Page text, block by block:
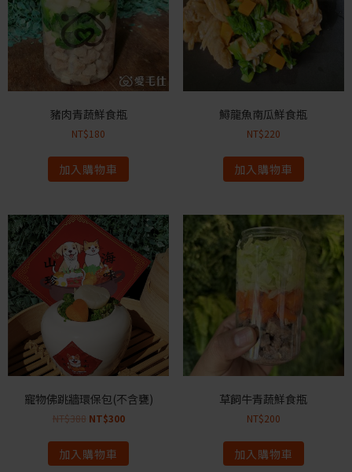
豬肉青蔬鮮食瓶
NT$180
加入購物車
鱘龍魚南瓜鮮食瓶
NT$220
加入購物車
寵物佛跳牆環保包(不含甕)
NT$388 NT$300
加入購物車
草飼牛青蔬鮮食瓶
NT$200
加入購物車